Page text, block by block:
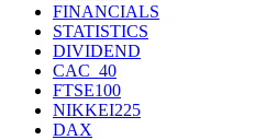
FINANCIALS
STATISTICS
DIVIDEND
CAC_40
FTSE100
NIKKEI225
DAX